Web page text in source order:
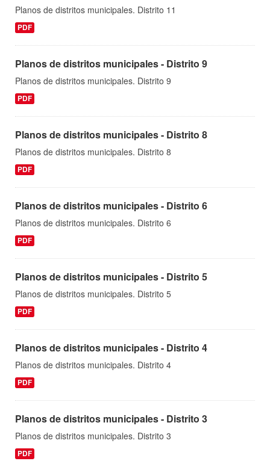
Planos de distritos municipales. Distrito 11
PDF
Planos de distritos municipales - Distrito 9
Planos de distritos municipales. Distrito 9
PDF
Planos de distritos municipales - Distrito 8
Planos de distritos municipales. Distrito 8
PDF
Planos de distritos municipales - Distrito 6
Planos de distritos municipales. Distrito 6
PDF
Planos de distritos municipales - Distrito 5
Planos de distritos municipales. Distrito 5
PDF
Planos de distritos municipales - Distrito 4
Planos de distritos municipales. Distrito 4
PDF
Planos de distritos municipales - Distrito 3
Planos de distritos municipales. Distrito 3
PDF